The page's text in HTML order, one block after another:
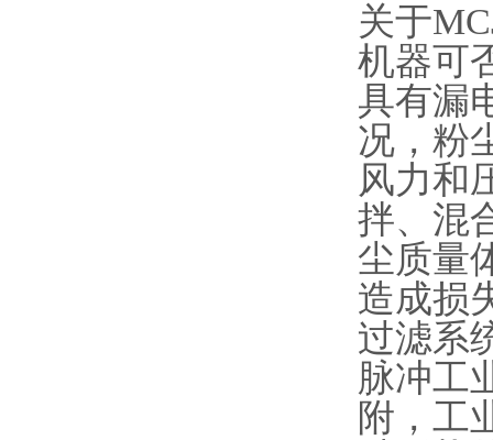
关于
机器可
具有漏
况，粉
风力和
拌、混
尘质量
造成损
过滤系
脉冲工
附，工